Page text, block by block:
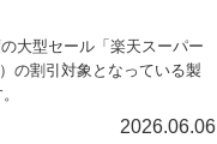
大型セール「楽天スーパー
の割引対象となっている製
2026.06.06